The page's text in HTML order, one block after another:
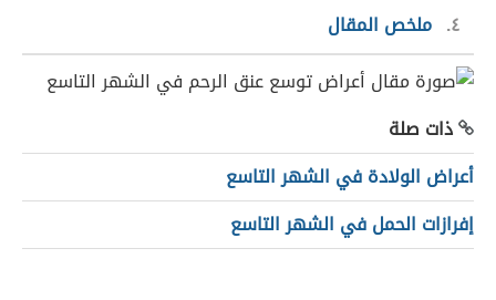
٤ ملخص المقال
ذات صلة
أعراض الولادة في الشهر التاسع
إفرازات الحمل في الشهر التاسع